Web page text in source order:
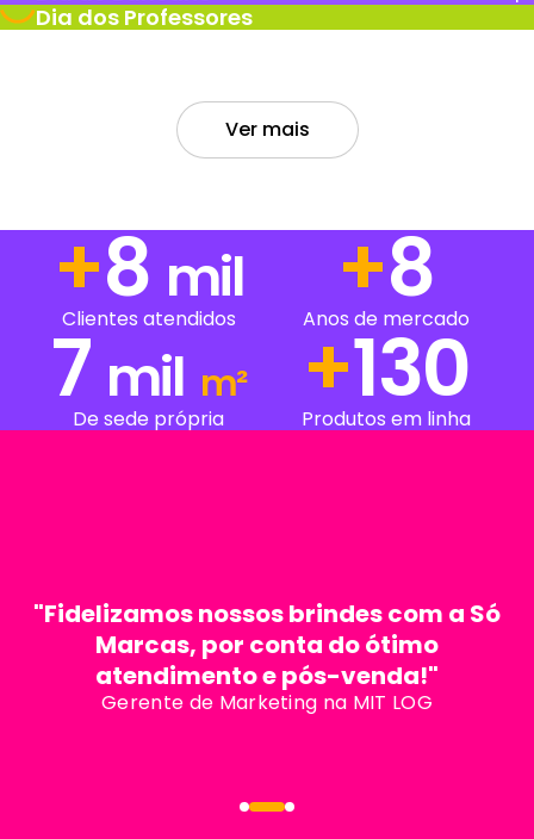
Dia dos Professores
Ver mais
+13 mil
Clientes atendidos +13
Anos de mercado
7 mil m²
De sede própria +223
Produtos em linha
"Fidelizamos nossos brindes com a Só
Marcas, por conta do ótimo
atendimento e pós-venda!"
Gerente de Marketing na MIT LOG